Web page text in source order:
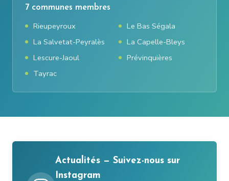
7 communes membres
Rieupeyroux
Le Bas Ségala
La Salvetat-Peyralès
La Capelle-Bleys
Lescure-Jaoul
Prévinquières
Tayrac
Actualités — Suivez-nous sur
Instagram